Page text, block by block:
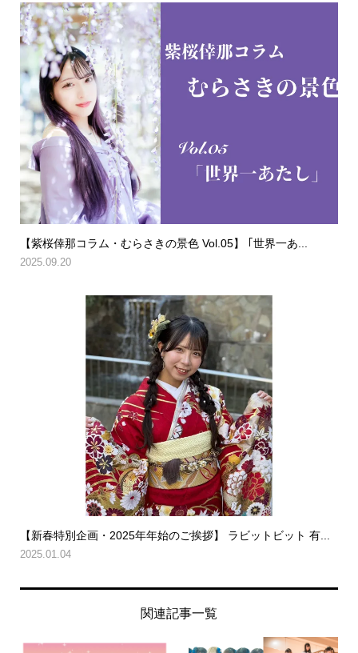
【紫桜倖那コラム・むらさきの景色 Vol.05】 ｢世界一あ...
2025.09.20
【新春特別企画・2025年年始のご挨拶】 ラビットビット 有...
2025.01.04
関連記事一覧